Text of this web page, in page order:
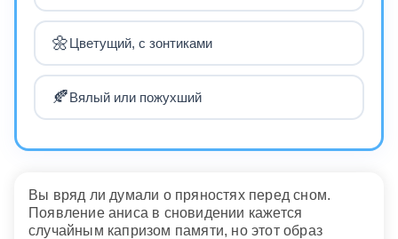
🌼Цветущий, с зонтиками
🍂Вялый или пожухший
Вы вряд ли думали о пряностях перед сном.
Появление аниса в сновидении кажется
случайным капризом памяти, но этот образ